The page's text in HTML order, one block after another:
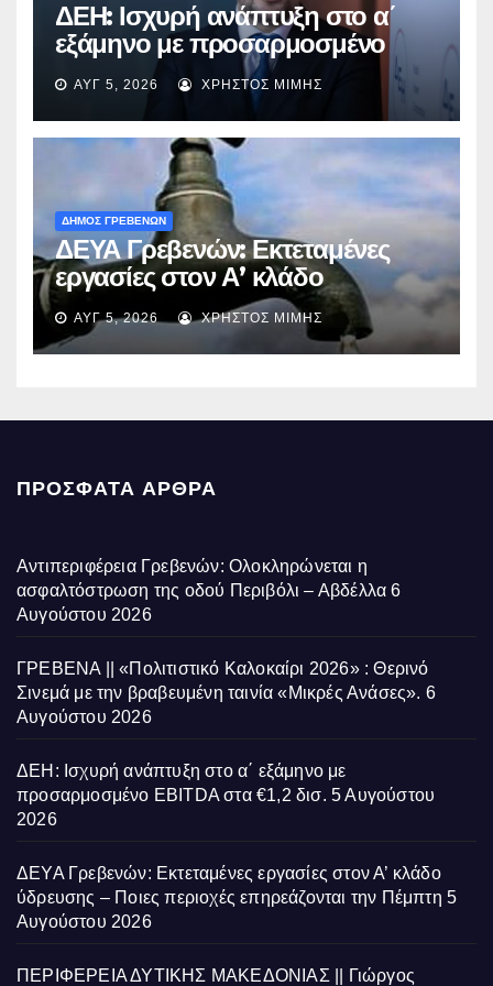
ΔΕΗ: Ισχυρή ανάπτυξη στο α΄
εξάμηνο με προσαρμοσμένο
EBITDA στα €1,2 δισ.
ΑΥΓ 5, 2026 ΧΡΉΣΤΟΣ ΜΊΜΗΣ
ΔΗΜΟΣ ΓΡΕΒΕΝΩΝ
ΔΕΥΑ Γρεβενών: Εκτεταμένες
εργασίες στον Α’ κλάδο
ύδρευσης – Ποιες περιοχές
επηρεάζονται την Πέμπτη
ΑΥΓ 5, 2026 ΧΡΉΣΤΟΣ ΜΊΜΗΣ
ΠΡΌΣΦΑΤΑ ΆΡΘΡΑ
Αντιπεριφέρεια Γρεβενών: Ολοκληρώνεται η
ασφαλτόστρωση της οδού Περιβόλι – Αβδέλλα 6
Αυγούστου 2026
ΓΡΕΒΕΝΑ || «Πολιτιστικό Καλοκαίρι 2026» : Θερινό
Σινεμά με την βραβευμένη ταινία «Μικρές Ανάσες». 6
Αυγούστου 2026
ΔΕΗ: Ισχυρή ανάπτυξη στο α΄ εξάμηνο με
προσαρμοσμένο EBITDA στα €1,2 δισ. 5 Αυγούστου
2026
ΔΕΥΑ Γρεβενών: Εκτεταμένες εργασίες στον Α’ κλάδο
ύδρευσης – Ποιες περιοχές επηρεάζονται την Πέμπτη 5
Αυγούστου 2026
ΠΕΡΙΦΕΡΕΙΑ ΔΥΤΙΚΗΣ ΜΑΚΕΔΟΝΙΑΣ || Γιώργος